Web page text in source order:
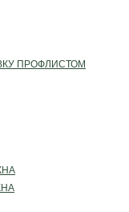
ПРОФЛИСТОМ